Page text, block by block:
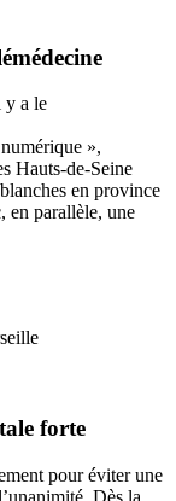
y a le
»,
Hauts-de-Seine
en province
en parallèle, une
forte
pour éviter une
Dès la